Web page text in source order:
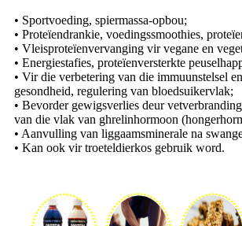
• Sportvoeding, spiermassa-opbou;
• Proteïendrankie, voedingssmoothies,
• Vleisproteïenvervanging vir vegane en
• Energiestafies, proteïenversterkte
• Vir die verbetering van die immuunstelsel
gesondheid, regulering van bloedsuikervlak;
• Bevorder gewigsverlies deur
van die vlak van ghrelinhormoon
• Aanvulling van liggaamsminerale na
• Kan ook vir troeteldierkos gebruik word.